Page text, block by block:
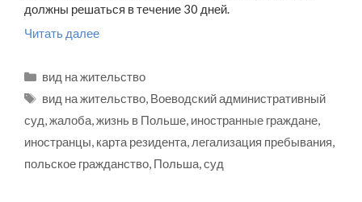
должны решаться в течение 30 дней.
Читать далее
Рубрики
вид на жительство
Метки
вид на жительство, Воеводский административный
суд,жалоба,жизнь в Польше, иностранные граждане,
иностранцы, карта резидента, легализация пребывания,
польское гражданство, Польша,суд